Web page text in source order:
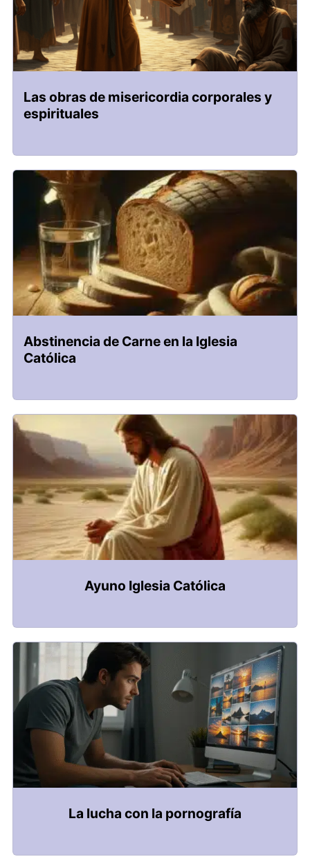
Las obras de misericordia corporales y
espirituales​
Abstinencia de Carne en la Iglesia
Católica
Ayuno Iglesia Católica
La lucha con la pornografía